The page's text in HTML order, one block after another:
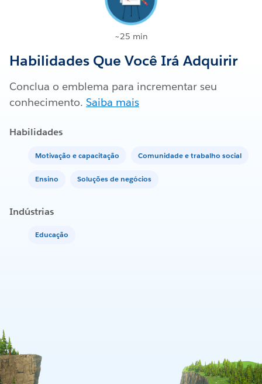
~25 min
Habilidades Que Você Irá Adquirir
Conclua o emblema para incrementar seu
conhecimento. Saiba mais
Habilidades
Motivação e capacitação Comunidade e trabalho social
Ensino Soluções de negócios
Indústrias
Educação